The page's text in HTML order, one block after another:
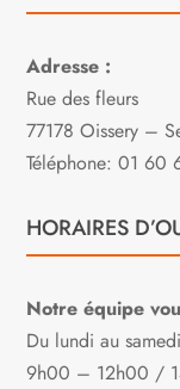
Adresse :
Rue des fleurs
77178 Oissery –
Téléphone: 01 60
HORAIRES
Notre équipe
Du lundi au
9h00 – 12h00 /